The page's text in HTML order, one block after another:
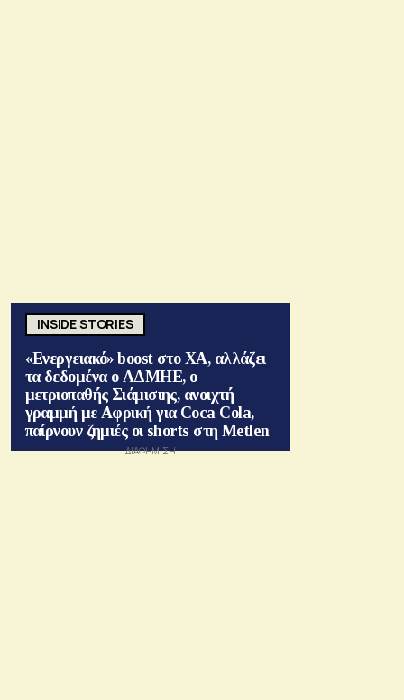
INSIDE STORIES
«Ενεργειακό» boost στο ΧΑ, αλλάζει
τα δεδομένα ο ΑΔΜΗΕ, ο
μετριοπαθής Σιάμισιης, ανοιχτή
γραμμή με Αφρική για Coca Cola,
παίρνουν ζημιές οι shorts στη Metlen